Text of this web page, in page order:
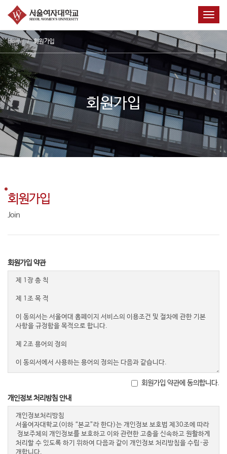
Home 회원가입
회원가입
회원가입
Join
회원가입 약관
회원가입 약관에 동의합니다.
개인정보 처리방침 안내